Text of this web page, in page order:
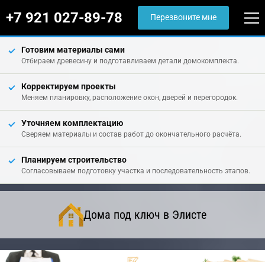
+7 921 027-89-78 Перезвоните мне
Готовим материалы сами
Отбираем древесину и подготавливаем детали домокомплекта.
Корректируем проекты
Меняем планировку, расположение окон, дверей и перегородок.
Уточняем комплектацию
Сверяем материалы и состав работ до окончательного расчёта.
Планируем строительство
Согласовываем подготовку участка и последовательность этапов.
Дома под ключ в Элисте